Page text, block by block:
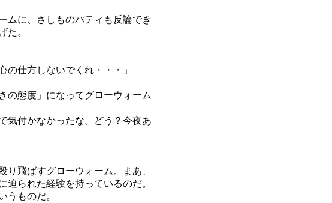
に、さしものパティも反論でき
た。
の仕方しないでくれ・・・」
の態度」になってグローウォーム
気付かなかったな。どう？今夜あ
飛ばすグローウォーム。まあ、
られた経験を持っているのだ。
うものだ。